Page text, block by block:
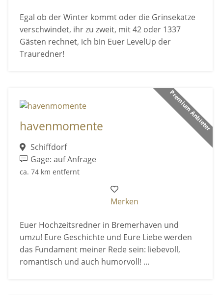
Egal ob der Winter kommt oder die Grinsekatze
verschwindet, ihr zu zweit, mit 42 oder 1337
Gästen rechnet, ich bin Euer LevelUp der
Trauredner!
Premium Anbieter
havenmomente
Schiffdorf
Gage: auf Anfrage
ca. 74 km entfernt
Merken
Euer Hochzeitsredner in Bremerhaven und
umzu! Eure Geschichte und Eure Liebe werden
das Fundament meiner Rede sein: liebevoll,
romantisch und auch humorvoll! ...